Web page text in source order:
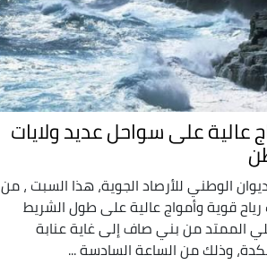
عالية على سواحل عديد ولايات
الوطني للأرصاد الجوية، هذا السبت ، من
قوية وأمواج عالية على طول الشريط
الممتد من بني صاف إلى غاية عنابة
وذلك من الساعة السادسة ...